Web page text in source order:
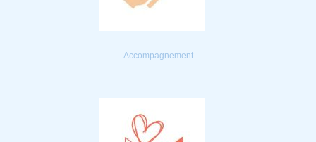
Accompagnement